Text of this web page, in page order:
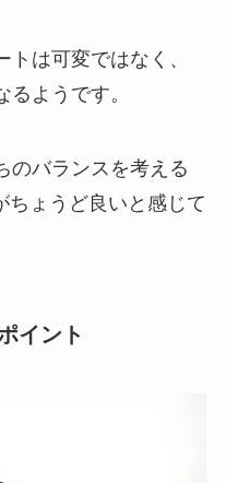
は可変ではなく、
ようです。
のバランスを考える
ちょうど良いと感じて
イント